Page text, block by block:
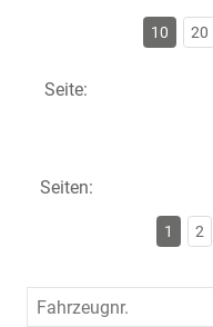
10 20
Seite:
Seiten:
1 2
Fahrzeugnr.